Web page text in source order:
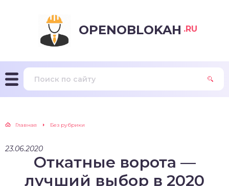
OPENOBLOKAH .RU
Главная Без рубрики
23.06.2020
Откатные ворота —
лучший выбор в 2020